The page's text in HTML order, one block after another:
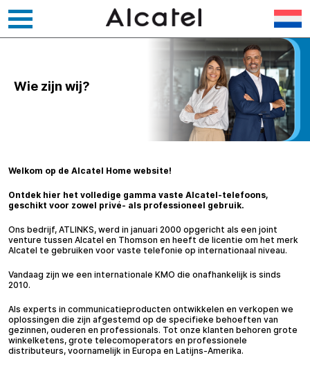
Wie zijn wij?
Welkom op de Alcatel Home website!
Ontdek hier het volledige gamma vaste Alcatel-telefoons,
geschikt voor zowel privé- als professioneel gebruik.
Ons bedrijf, ATLINKS, werd in januari 2000 opgericht als een joint
venture tussen Alcatel en Thomson en heeft de licentie om het merk
Alcatel te gebruiken voor vaste telefonie op internationaal niveau.
Vandaag zijn we een internationale KMO die onafhankelijk is sinds
2010.
Als experts in communicatieproducten ontwikkelen en verkopen we
oplossingen die zijn afgestemd op de specifieke behoeften van
gezinnen, ouderen en professionals. Tot onze klanten behoren grote
winkelketens, grote telecomoperators en professionele
distributeurs, voornamelijk in Europa en Latijns-Amerika.